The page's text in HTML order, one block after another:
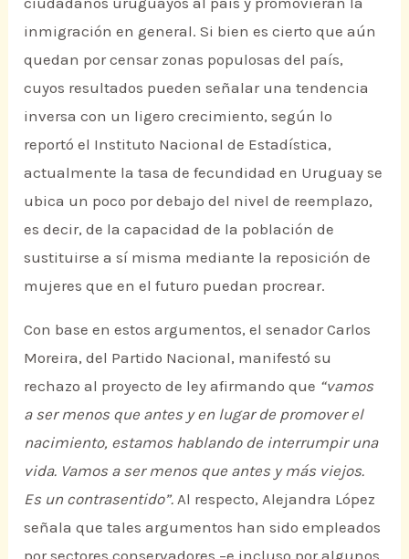
inmigración en general. Si bien es cierto que aún
quedan por censar zonas populosas del país,
cuyos resultados pueden señalar una tendencia
inversa con un ligero crecimiento, según lo
reportó el Instituto Nacional de Estadística,
actualmente la tasa de fecundidad en Uruguay se
ubica un poco por debajo del nivel de reemplazo,
es decir, de la capacidad de la población de
sustituirse a sí misma mediante la reposición de
mujeres que en el futuro puedan procrear.
Con base en estos argumentos, el senador Carlos
Moreira, del Partido Nacional, manifestó su
rechazo al proyecto de ley afirmando que “vamos
a ser menos que antes y en lugar de promover el
nacimiento, estamos hablando de interrumpir una
vida. Vamos a ser menos que antes y más viejos.
Es un contrasentido”. Al respecto, Alejandra López
señala que tales argumentos han sido empleados
por sectores conservadores –e incluso por algunos